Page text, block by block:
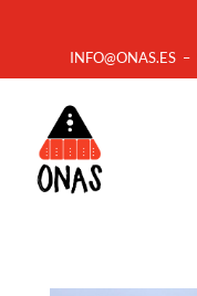
INFO@ONAS.ES –